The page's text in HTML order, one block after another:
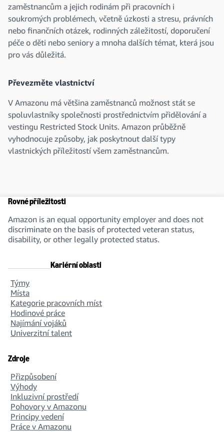
zaměstnancům a jejich rodinám při pracovních i
soukromých problémech, včetně úzkosti a stresu, právních
nebo finančních otázek, rodinných záležitostí, doporučení
péče o děti nebo seniory a mnoha dalších témat, která jsou
pro vás důležitá.
Převezměte vlastnictví
V Amazonu má většina zaměstnanců možnost stát se
spoluvlastníky společnosti prostřednictvím přidělování a
vestingu Restricted Stock Units. Amazon průběžně
vyhodnocuje způsoby, jak poskytnout další typy
vlastnických příležitostí všem zaměstnancům.
Rovné příležitosti
Amazon is an equal opportunity employer and does not
discriminate on the basis of protected veteran status,
disability, or other legally protected status.
Kariérní oblasti
Týmy
Místa
Kategorie pracovních míst
Hodinové práce
Najímání vojáků
Univerzitní talent
Zdroje
Přizpůsobení
Výhody
Inkluzivní prostředí
Pohovory v Amazonu
Principy vedení
Práce v Amazonu